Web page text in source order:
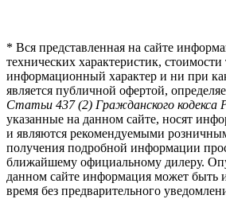
* Вся представленная на сайте
технических характеристик,
информационный характер и ни при
является публичной офертой,
Статьи 437 (2) Гражданского кодекса
указанные на данном сайте, носят
и являются рекомендуемыми
получения подробной информации
ближайшему официальному дилеру.
данном сайте информация может быть
время без предварительного